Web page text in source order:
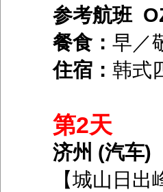
参考航班
餐食： 早
住宿： 韩式
第2天
济州 (汽车)
【城山日